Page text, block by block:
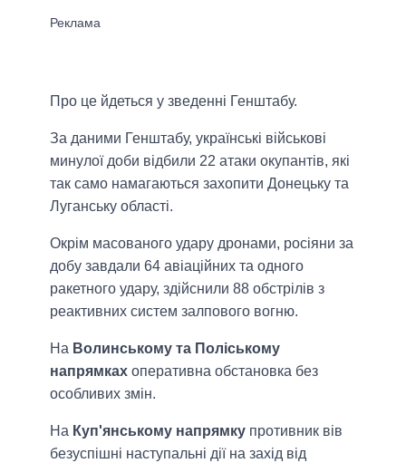
Про це йдеться у зведенні Генштабу.
За даними Генштабу, українські військові
минулої доби відбили 22 атаки окупантів, які
так само намагаються захопити Донецьку та
Луганську області.
Окрім масованого удару дронами, росіяни за
добу завдали 64 авіаційних та одного
ракетного удару, здійснили 88 обстрілів з
реактивних систем залпового вогню.
На Волинському та Поліському
напрямках оперативна обстановка без
особливих змін.
На Куп'янському напрямку противник вів
безуспішні наступальні дії на захід від